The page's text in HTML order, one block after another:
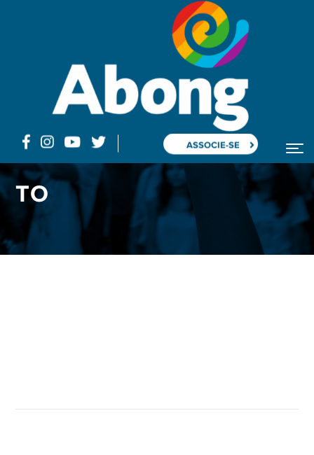
ASSOCIE-SE
TO